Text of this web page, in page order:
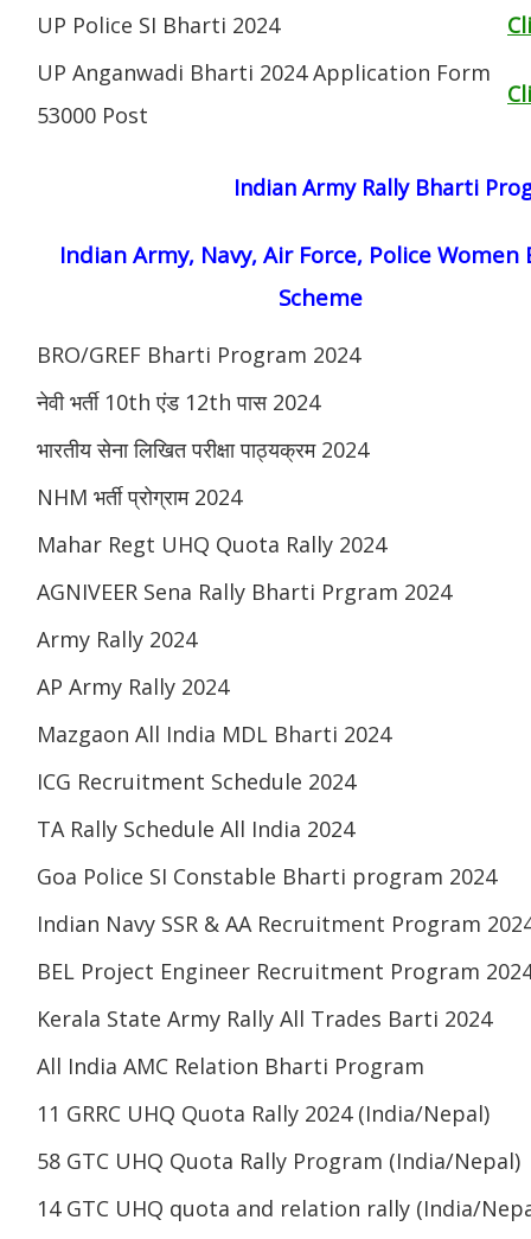
UP Police SI Bharti 2024
UP Anganwadi Bharti 2024 Application Form
53000 Post
Indian Army Rally Bharti
Indian Army, Navy, Air Force, Police Women
Scheme
BRO/GREF Bharti Program 2024
नेवी भर्ती 10th एंड 12th पास 2024
भारतीय सेना लिखित परीक्षा पाठ्यक्रम 2024
NHM भर्ती प्रोग्राम 2024
Mahar Regt UHQ Quota Rally 2024
AGNIVEER Sena Rally Bharti Prgram 2024
Army Rally 2024
AP Army Rally 2024
Mazgaon All India MDL Bharti 2024
ICG Recruitment Schedule 2024
TA Rally Schedule All India 2024
Goa Police SI Constable Bharti program 2024
Indian Navy SSR & AA Recruitment Program
BEL Project Engineer Recruitment Program
Kerala State Army Rally All Trades Barti 2024
All India AMC Relation Bharti Program
11 GRRC UHQ Quota Rally 2024 (India/Nepal)
58 GTC UHQ Quota Rally Program (India/Nepal)
14 GTC UHQ quota and relation rally (India/